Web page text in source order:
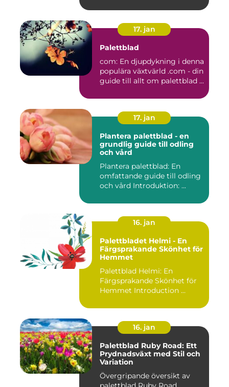
17. jan
Palettblad
com: En djupdykning i denna
populära växtvärld .com - din
guide till allt om palettblad ...
17. jan
Plantera palettblad - en
grundlig guide till odling
och vård
Plantera palettblad: En
omfattande guide till odling
och vård Introduktion: ...
16. jan
Palettbladet Helmi - En
Färgsprakande Skönhet för
Hemmet
Palettblad Helmi: En
Färgsprakande Skönhet för
Hemmet Introduction ...
16. jan
Palettblad Ruby Road: Ett
Prydnadsväxt med Stil och
Variation
Övergripande översikt av